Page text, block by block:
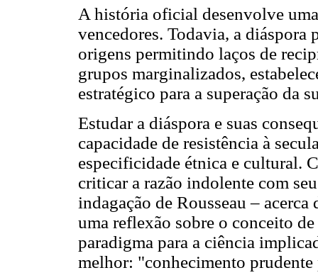
A história oficial desenvolve
vencedores. Todavia, a diáspora
origens permitindo laços de
grupos marginalizados,
estratégico para a superação da
Estudar a diáspora e suas
capacidade de resistência à
especificidade étnica e cultural.
criticar a razão indolente com
indagação de Rousseau –
uma reflexão sobre o conceito
paradigma para a ciência
melhor: "conhecimento prudente